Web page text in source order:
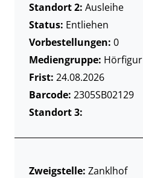
Standort 2: Ausleihe
Status: Entliehen
Vorbestellungen: 0
Mediengruppe: Hörfigur
Frist: 24.08.2026
Barcode: 2305SB02129
Standort 3:
Zweigstelle: Zanklhof